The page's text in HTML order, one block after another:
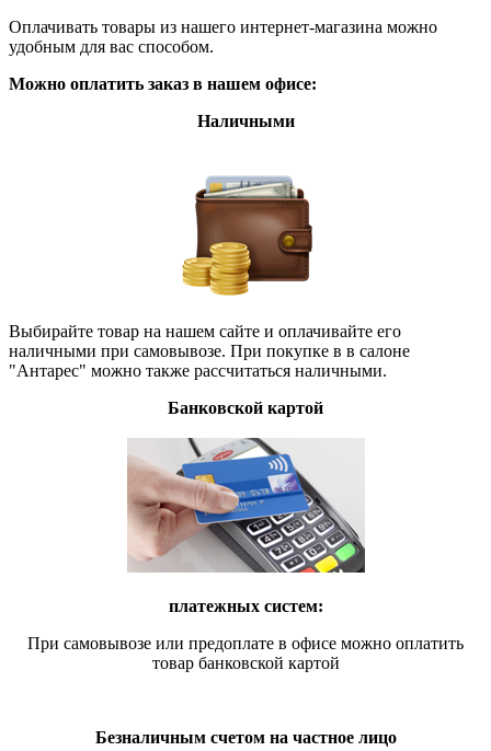
Оплачивать товары из нашего интернет-магазина можно
удобным для вас способом.
Можно оплатить заказ в нашем офисе:
Наличными
Выбирайте товар на нашем сайте и оплачивайте его
наличными при самовывозе. При покупке в в салоне
"Антарес" можно также рассчитаться наличными.
Банковской картой
платежных систем:
При самовывозе или предоплате в офисе можно оплатить
товар банковской картой
Безналичным счетом на частное лицо